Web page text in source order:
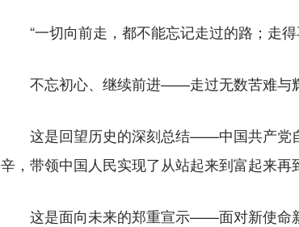
“一切向前走，都不能忘记走过的路；走得
不忘初心、继续前进——走过无数苦难与辉
这是回望历史的深刻总结——中国共产党自
辛，带领中国人民实现了从站起来到富起来再
这是面向未来的郑重宣示——面对新使命新